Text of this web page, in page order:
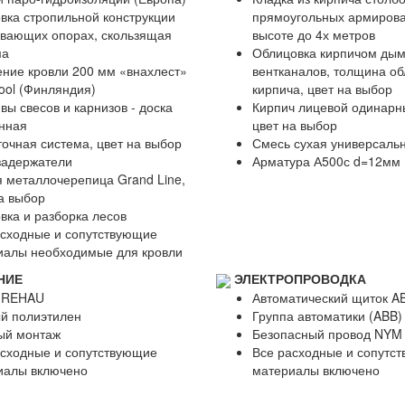
стропильной конструкции
опорах, скользящая
кровли 200 мм «внахлест»
(Финляндия)
свесов и карнизов - доска
система, цвет на выбор
металлочерепица Grand Line,
выбор
и разборка лесов
и сопутствующие
необходимые для кровли
прямоугольных
высоте до 4х метров
Облицовка кирпичом
вентканалов, толщина
кирпича, цвет на выбор
Кирпич лицевой
цвет на выбор
Смесь сухая
Арматура А500с d=12мм
полиэтилен
монтаж
и сопутствующие
включено
ЭЛЕКТРОПРОВОДКА
Автоматический щиток
Группа автоматики (ABB)
Безопасный провод NYM
Все расходные и
материалы включено